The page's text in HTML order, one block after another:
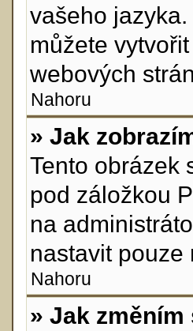
vašeho
můžete
webových
Nahoru
» Jak
Tento obrázek
pod záložkou
na
nastavit
Nahoru
» Jak